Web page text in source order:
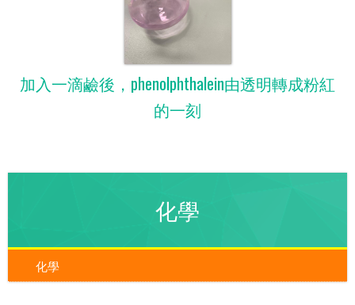
加入一滴鹼後，phenolphthalein由透明轉成粉紅
的一刻
化學
化學